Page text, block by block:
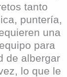
tanto
puntería,
una
para
de albergar
lo que le